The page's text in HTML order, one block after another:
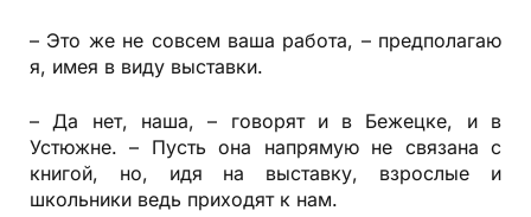
– Это же не совсем ваша работа, – предполагаю
я, имея в виду выставки.
– Да нет, наша, – говорят и в Бежецке, и в
Устюжне. – Пусть она напрямую не связана с
книгой, но, идя на выставку, взрослые и
школьники ведь приходят к нам.